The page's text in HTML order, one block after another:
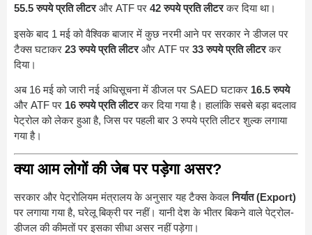
55.5 रुपये प्रति लीटरऔर ATF पर 42 रुपये प्रति लीटरकर दिया था।
इसके बाद 1 मई को वैश्विक बाजार में कुछ नरमी आने पर सरकार ने डीजल पर
टैक्स घटाकर 23 रुपये प्रति लीटरऔर ATF पर 33 रुपये प्रति लीटरकर
दिया।
अब 16 मई को जारी नई अधिसूचना में डीजल पर SAED घटाकर 16.5 रुपये
और ATF पर 16 रुपये प्रति लीटरकर दिया गया है। हालांकि सबसे बड़ा बदलाव
पेट्रोल को लेकर हुआ है, जिस पर पहली बार 3 रुपये प्रति लीटर शुल्क लगाया
गया है।
क्या आम लोगों की जेब पर पड़ेगा असर?
सरकार और पेट्रोलियम मंत्रालय के अनुसार यह टैक्स केवलनिर्यात (Export)
पर लगाया गया है, घरेलू बिक्री पर नहीं। यानी देश के भीतर बिकने वाले पेट्रोल-
डीजल की कीमतों पर इसका सीधा असर नहीं पड़ेगा।